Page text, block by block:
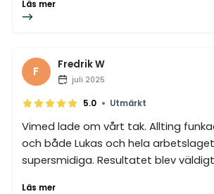
Läs mer
F Fredrik W
juli 2025
5.0 • Utmärkt
Vimed lade om vårt tak. Allting
och både Lukas och hela
supersmidiga. Resultatet blev väldigt
Läs mer